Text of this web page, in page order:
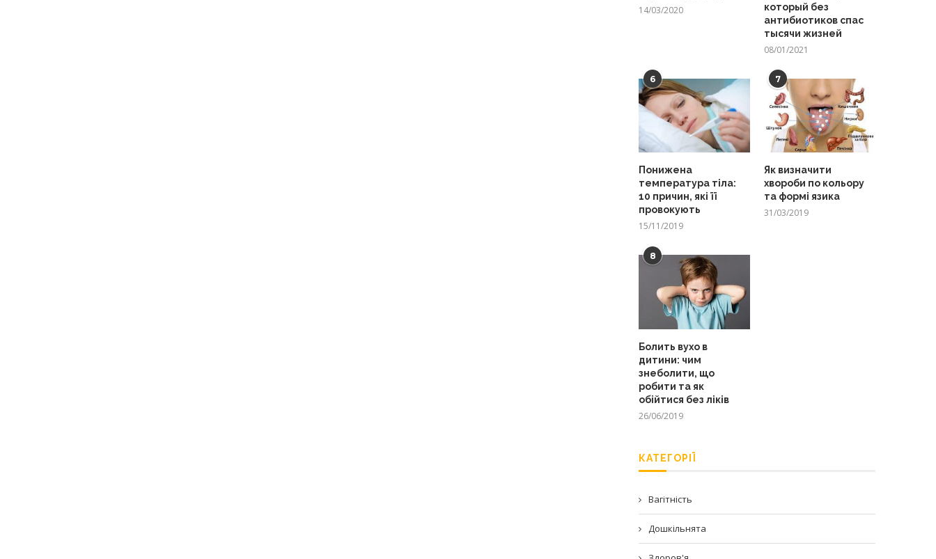
14/03/2020
который без
антибиотиков спас
тысячи жизней
08/01/2021
6
Понижена
температура тіла:
10 причин, які її
провокують
15/11/2019
7
Як визначити
хвороби по кольору
та формі язика
31/03/2019
8
Болить вухо в
дитини: чим
знеболити, що
робити та як
обійтися без ліків
26/06/2019
КАТЕГОРІЇ
Вагітність
Дошкільнята